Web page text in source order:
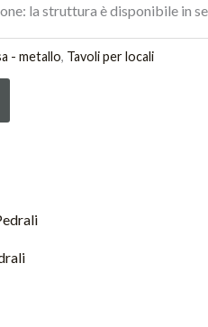
la struttura è disponibile in
- metallo, Tavoli per locali